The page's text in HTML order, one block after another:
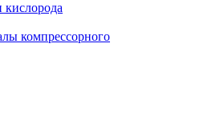
кислорода
компрессорного